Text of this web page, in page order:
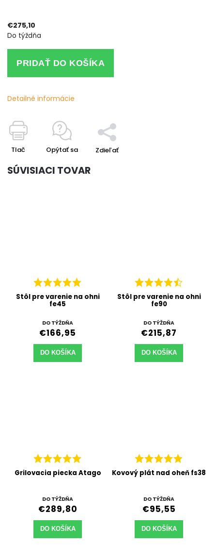
€275,10
Do týždňa
PRIDAŤ DO KOŠÍKA
Detailné informácie
Tlač Opýtať sa Zdieľať
SÚVISIACI TOVAR
Stôl pre varenie na ohni
fe45
DO TÝŽDŇA
€166,95
DO KOŠÍKA
Stôl pre varenie na ohni
fe90
DO TÝŽDŇA
€215,87
DO KOŠÍKA
Grilovacia piecka Atago
DO TÝŽDŇA
€289,80
DO KOŠÍKA
Kovový plát nad oheň fs38
DO TÝŽDŇA
€95,55
DO KOŠÍKA